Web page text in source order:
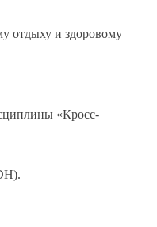
отдыху и здоровому
«Кросс-